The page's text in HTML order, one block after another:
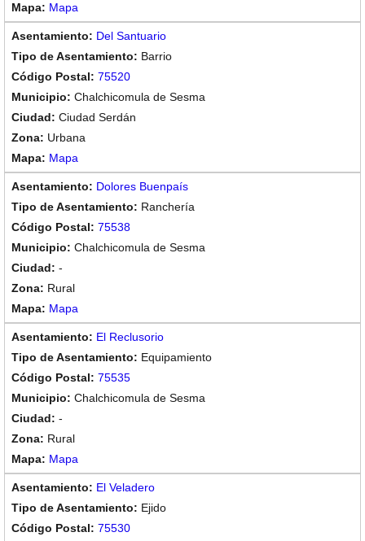
Mapa
Del Santuario
Barrio
75520
Chalchicomula de Sesma
Ciudad Serdán
Urbana
Mapa
Dolores Buenpaís
Ranchería
75538
Chalchicomula de Sesma
-
Rural
Mapa
El Reclusorio
Equipamiento
75535
Chalchicomula de Sesma
-
Rural
Mapa
El Veladero
Ejido
75530